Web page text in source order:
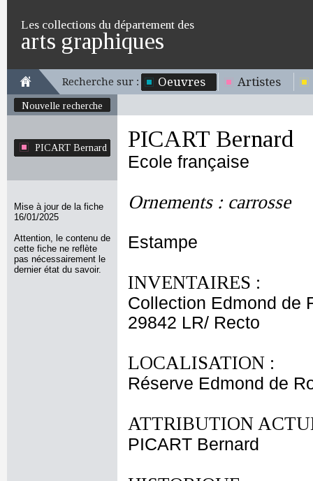
Les collections du département des
arts graphiques
Recherche sur : Oeuvres Artistes
Nouvelle recherche
PICART Bernard
Mise à jour de la fiche
16/01/2025
Attention, le contenu de
cette fiche ne reflète
pas nécessairement le
dernier état du savoir.
PICART Bernard
Ecole française
Ornements : carrosse
Estampe
INVENTAIRES :
Collection Edmond de
29842 LR/ Recto
LOCALISATION :
Réserve Edmond de
ATTRIBUTION
PICART Bernard